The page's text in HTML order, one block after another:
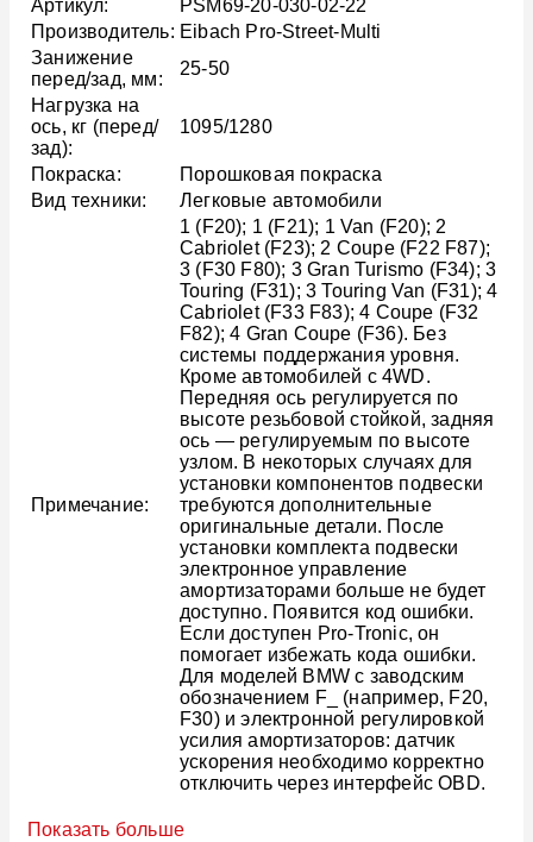
Артикул:
PSM69-20-030-02-22
Производитель: Eibach Pro-Street-Multi
Занижение
перед/зад, мм:
25-50
Нагрузка на
ось, кг (перед/
зад):
1095/1280
Покраска:
Порошковая покраска
Вид техники:
Легковые автомобили
Примечание:
1 (F20); 1 (F21); 1 Van (F20); 2
Cabriolet (F23); 2 Coupe (F22 F87);
3 (F30 F80); 3 Gran Turismo (F34); 3
Touring (F31); 3 Touring Van (F31); 4
Cabriolet (F33 F83); 4 Coupe (F32
F82); 4 Gran Coupe (F36). Без
системы поддержания уровня.
Кроме автомобилей с 4WD.
Передняя ось регулируется по
высоте резьбовой стойкой, задняя
ось — регулируемым по высоте
узлом. В некоторых случаях для
установки компонентов подвески
требуются дополнительные
оригинальные детали. После
установки комплекта подвески
электронное управление
амортизаторами больше не будет
доступно. Появится код ошибки.
Если доступен Pro-Tronic, он
помогает избежать кода ошибки.
Для моделей BMW с заводским
обозначением F_ (например, F20,
F30) и электронной регулировкой
усилия амортизаторов: датчик
ускорения необходимо корректно
отключить через интерфейс OBD.
Показать больше